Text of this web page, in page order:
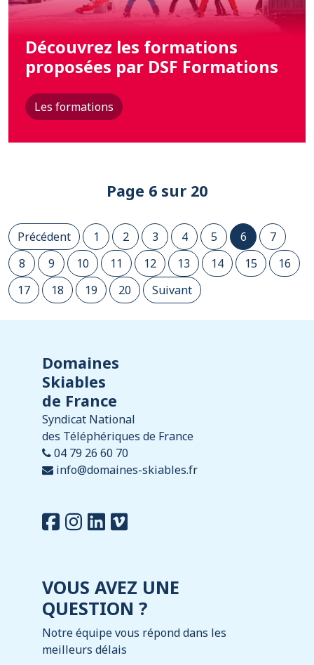
Découvrez les formations
proposées par DSF Formations
Les formations
Page 6 sur 20
Précédent 1 2 3 4 5 6
7
8
9 10 11 12 13 14 15
16
17
18 19 20 Suivant
Domaines
Skiables
de France
Syndicat National
des Téléphériques de France
04 79 26 60 70
info@domaines-skiables.fr
VOUS AVEZ UNE
QUESTION ?
Notre équipe vous répond dans les
meilleurs délais